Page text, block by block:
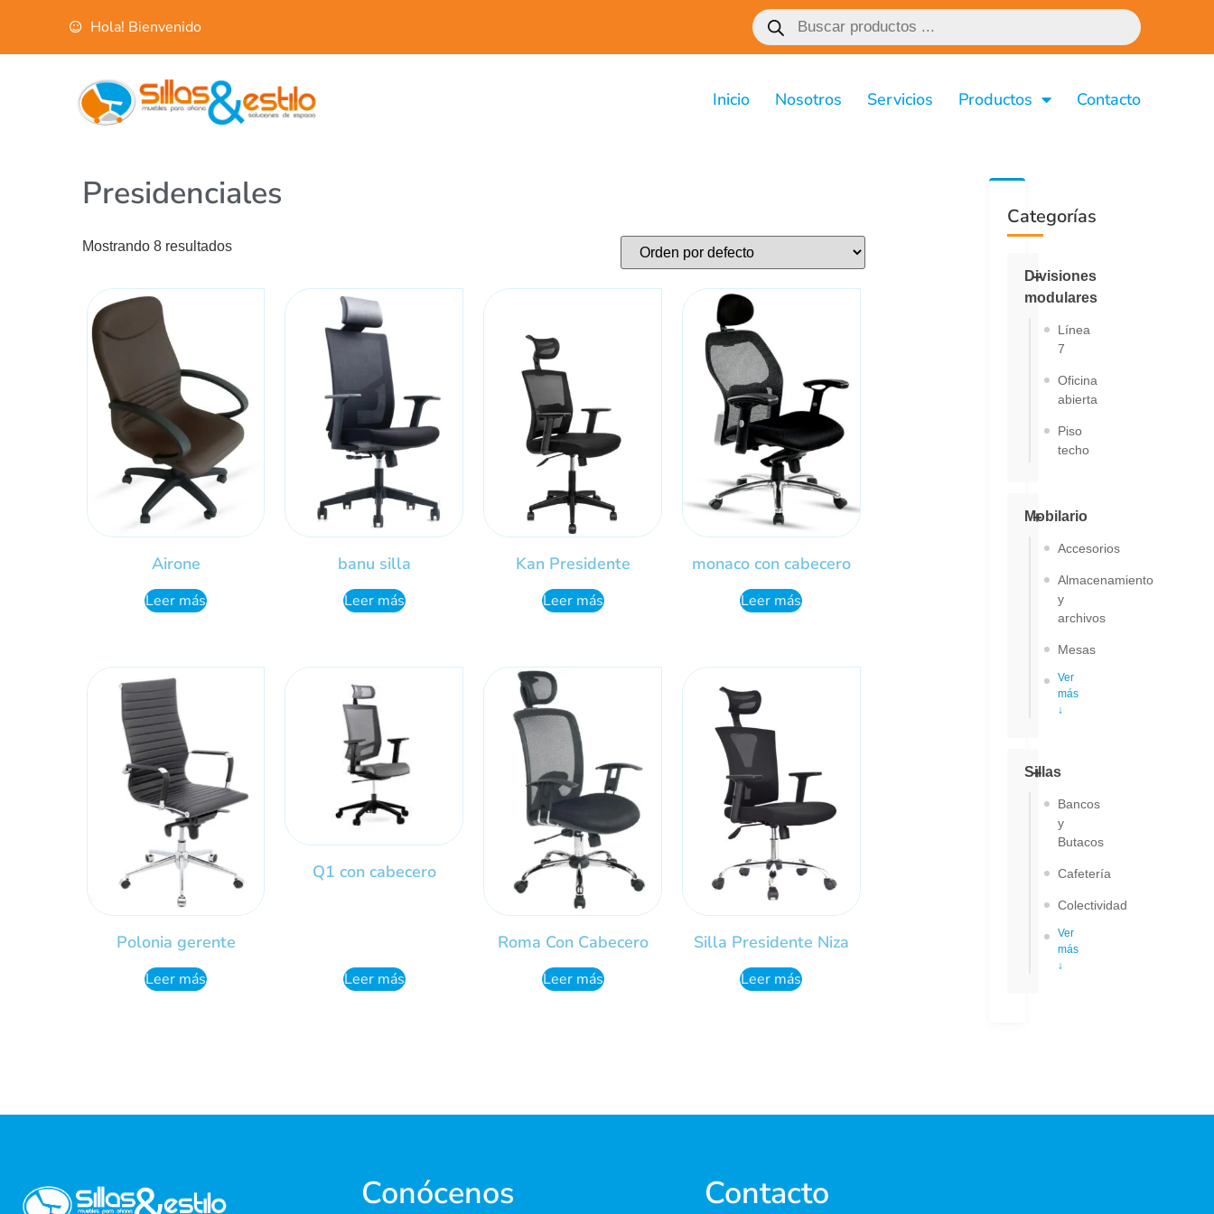
Hola! Bienvenido
Inicio Nosotros Servicios Productos Contacto
Presidenciales
Mostrando 8 resultados
Airone
Leer más
banu silla
Leer más
Kan Presidente
Leer más
monaco con cabecero
Leer más
Polonia gerente
Leer más
Q1 con cabecero
Leer más
Roma Con Cabecero
Leer más
Silla Presidente Niza
Leer más
Categorías
Divisiones
modulares
Línea
7
Oficina
abierta
Piso
techo
Mobilario
Accesorios
Almacenamiento
y
archivos
Mesas
Ver
más
↓
Sillas
Bancos
y
Butacos
Cafetería
Colectividad
Ver
más
↓
Conócenos Contacto